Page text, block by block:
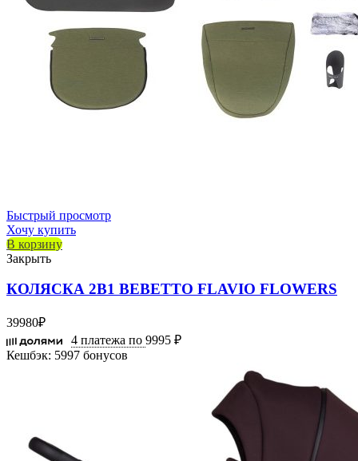
Быстрый просмотр
Хочу купить
В корзину
Закрыть
КОЛЯСКА 2В1 BEBETTO FLAVIO FLOWERS
39980₽
4 платежа по 9995 ₽
Кешбэк: 5997 бонусов